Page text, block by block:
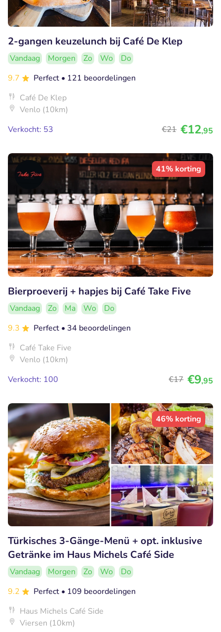
2-gangen keuzelunch bij Café De Klep
Vandaag Morgen Zo Wo
Do
9.7
Perfect • 121 beoordelingen
Café De Klep
Venlo (10km)
Verkocht: 53
€21 €12,95
41% korting
Bierproeverij + hapjes bij Café Take Five
Vandaag Zo Ma Wo
Do
9.3
Perfect • 34 beoordelingen
Café Take Five
Venlo (10km)
Verkocht: 100
€17 €9,95
46% korting
Türkisches 3-Gänge-Menü + opt. inklusive
Getränke im Haus Michels Café Side
Vandaag Morgen Zo Wo
Do
9.2
Perfect • 109 beoordelingen
Haus Michels Café Side
Viersen (10km)